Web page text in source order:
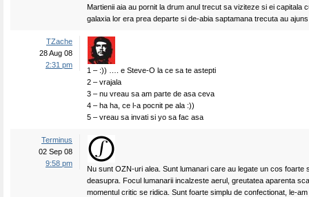
Martienii aia au pornit la drum anul trecut sa viziteze si ei capitala
galaxia lor era prea departe si de-abia saptamana trecuta au
TZache
28 Aug 08
2:31 pm
1 – :)) …. e Steve-O la ce sa te astepti
2 – vrajala
3 – nu vreau sa am parte de asa ceva
4 – ha ha, ce l-a pocnit pe ala :))
5 – vreau sa invati si yo sa fac asa
Terminus
02 Sep 08
9:58 pm
Nu sunt OZN-uri alea. Sunt lumanari care au legate un cos foarte
deasupra. Focul lumanarii incalzeste aerul, greutatea aparenta
momentul critic se ridica. Sunt foarte simplu de confectionat, le-